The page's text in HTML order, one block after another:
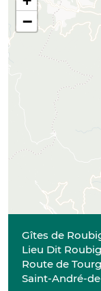
−
Gîtes de
Lieu Dit
Route de
Saint-André-